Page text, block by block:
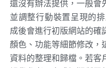
還沒有辦法提供，一般會
並調整行動裝置呈現的
成後會進行初版網站的確
顏色、功能等細節修改，
資料的整理和歸檔。若客